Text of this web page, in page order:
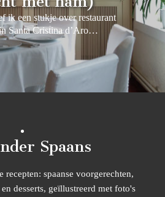
ik een stukje over restaurant
Santa Cristina d’Aro…
Spaans
recepten: spaanse voorgerechten,
desserts, geïllustreerd met foto's